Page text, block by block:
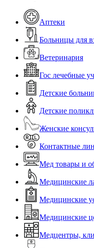
Аптеки
Больницы для
Ветеринария
Гос лечебные
Детские
Детские
Женские
Контактные
Мед товары и
Медицинские
Медицинские
Медицинские
Медцентры,